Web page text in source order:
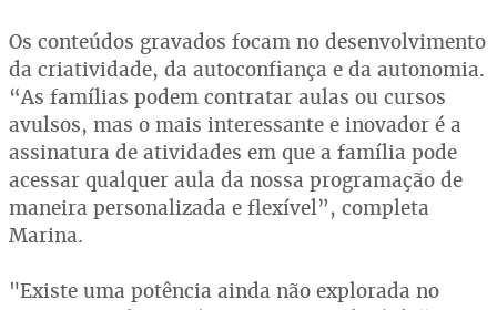
Os conteúdos gravados focam no desenvolvimento
da criatividade, da autoconfiança e da autonomia.
“As famílias podem contratar aulas ou cursos
avulsos, mas o mais interessante e inovador é a
assinatura de atividades em que a família pode
acessar qualquer aula da nossa programação de
maneira personalizada e flexível”, completa
Marina.
"Existe uma potência ainda não explorada no